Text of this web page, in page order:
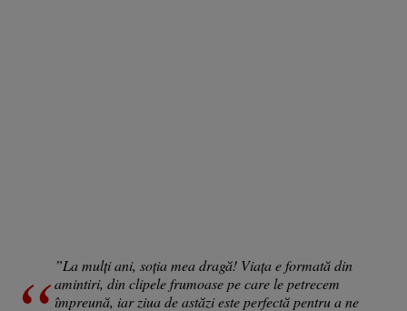
”La mulți ani, soția mea dragă! Viața e formată din
amintiri, din clipele frumoase pe care le petrecem
împreună, iar ziua de astăzi este perfectă pentru a ne